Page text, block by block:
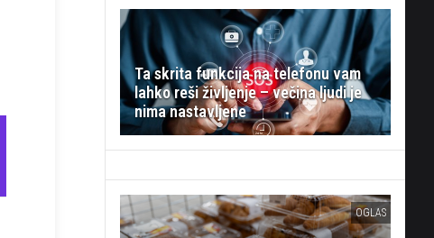
Ta skrita funkcija na telefonu vam
lahko reši življenje – večina ljudi je
nima nastavljene
OGLAS